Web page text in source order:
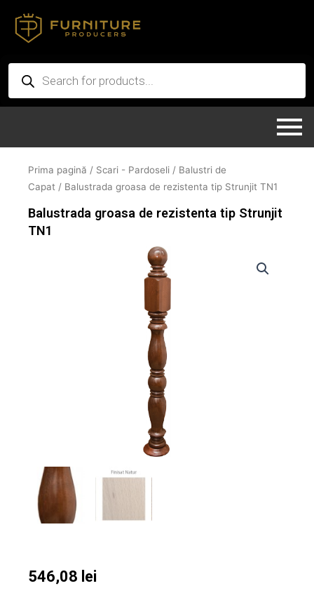
content
Products
search
Prima pagină / Scari - Pardoseli / Balustri de
Capat / Balustrada groasa de rezistenta tip Strunjit TN1
Balustrada groasa de rezistenta tip Strunjit
TN1
546,08 lei